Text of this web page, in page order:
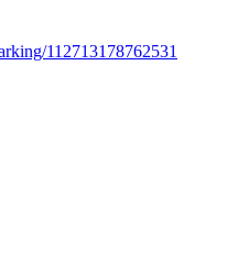
112713178762531